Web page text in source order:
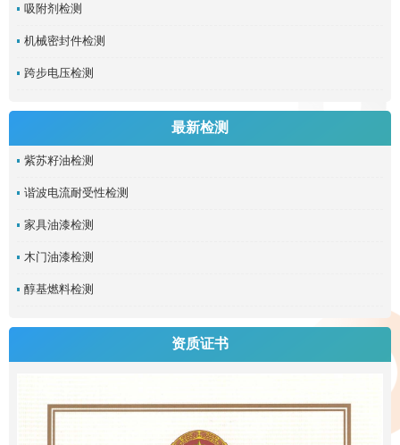
吸附剂检测
机械密封件检测
跨步电压检测
最新检测
紫苏籽油检测
谐波电流耐受性检测
家具油漆检测
木门油漆检测
醇基燃料检测
资质证书